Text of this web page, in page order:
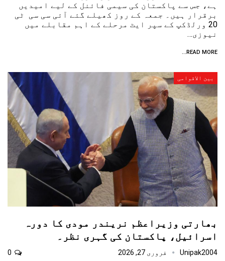
ہے، جس سے پاکستان کی سیمی فائنل کے لیے امیدیں
برقرار ہیں۔ جمعہ کے روز کھیلے گئے آئی سی سی ٹی
20 ورلڈکپ کے سپر ایٹ مرحلے کے اہم مقابلے میں
نیوزی…
READ MORE...
بین الاقوامی
بھارتی وزیراعظم نریندر مودی کا دورہ
اسرائیل، پاکستان کی گہری نظر۔
Unipak2004 فروری 27, 2026